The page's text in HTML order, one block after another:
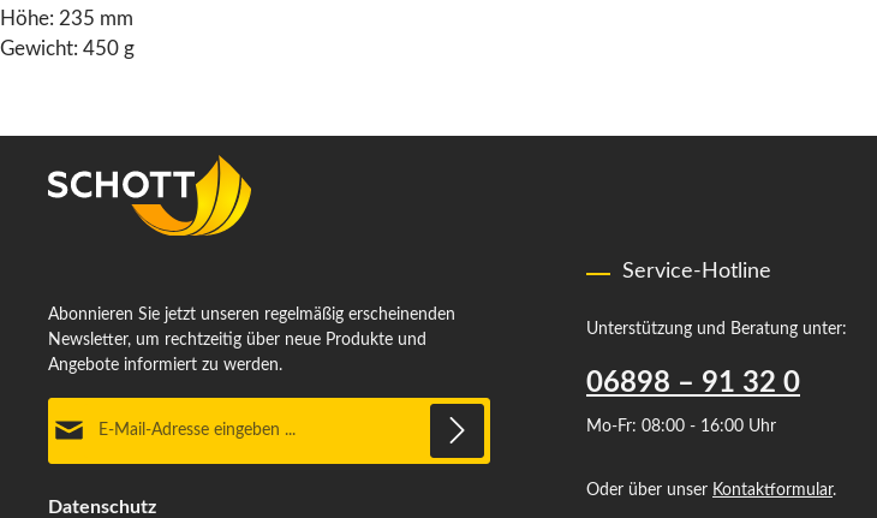
Höhe: 235 mm
Gewicht: 450 g
Abonnieren Sie jetzt unseren regelmäßig erscheinenden
Newsletter, um rechtzeitig über neue Produkte und
Angebote informiert zu werden.
Datenschutz
Service-Hotline
Unterstützung und Beratung unter:
06898 – 91 32 0
Mo-Fr: 08:00 - 16:00 Uhr
Oder über unser Kontaktformular.